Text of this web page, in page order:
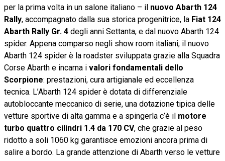
per la prima volta in un salone italiano – il nuovo Abarth 124
Rally, accompagnato dalla sua storica progenitrice, la Fiat 124
Abarth Rally Gr. 4 degli anni Settanta, e dal nuovo Abarth 124
spider. Appena comparso negli show room italiani, il nuovo
Abarth 124 spider è la roadster sviluppata grazie alla Squadra
Corse Abarth e incarna i valori fondamentali dello
Scorpione: prestazioni, cura artigianale ed eccellenza
tecnica. L’Abarth 124 spider è dotata di differenziale
autobloccante meccanico di serie, una dotazione tipica delle
vetture sportive di alta gamma e a spingerla c’è il motore
turbo quattro cilindri 1.4 da 170 CV, che grazie al peso
ridotto a soli 1060 kg garantisce emozioni ancora prima di
salire a bordo. La grande attenzione di Abarth verso le vetture